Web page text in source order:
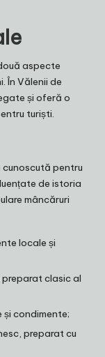
aspecte
În Vălenii de
și oferă o
turiști.
pentru
de istoria
mâncăruri
locale și
preparat clasic al
și condimente;
preparat cu